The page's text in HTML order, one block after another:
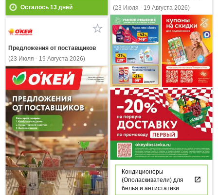
Осталось 13дней
(23 Июля - 19 Августа 2026)
Кондиционеры
(Ополаскиватели) для
белья и антистатики
Предложения от поставщиков
(23 Июля - 19 Августа 2026)